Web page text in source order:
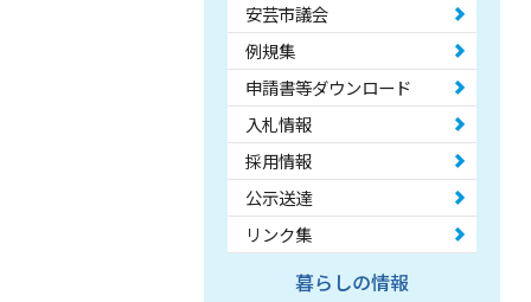
安芸市議会
例規集
申請書等ダウンロード
入札情報
採用情報
公示送達
リンク集
暮らしの情報